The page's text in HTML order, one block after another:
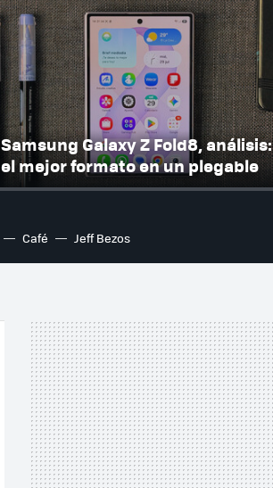
Samsung Galaxy Z Fold8, análisis:
el mejor formato en un plegable
Café Jeff Bezos